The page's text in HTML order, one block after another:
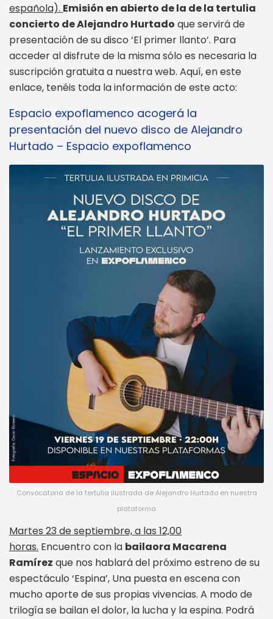
española). Emisión en abierto de la de la tertulia
concierto de Alejandro Hurtado que servirá de
presentación de su disco ‘El primer llanto’. Para
acceder al disfrute de la misma sólo es necesaria la
suscripción gratuita a nuestra web. Aquí, en este
enlace, tenéis toda la información de este acto:
Espacio expoflamenco acogerá la
presentación del nuevo disco de Alejandro
Hurtado – Espacio expoflamenco
Convocatoria de la tertulia ilustrada de Alejandro Hurtado en nuestra
plataforma
Martes 23 de septiembre, a las 12,00
horas. Encuentro con la bailaora Macarena
Ramírez que nos hablará del próximo estreno de su
espectáculo ‘Espina’, Una puesta en escena con
mucho aporte de sus propias vivencias. A modo de
trilogía se bailan el dolor, la lucha y la espina. Podrá